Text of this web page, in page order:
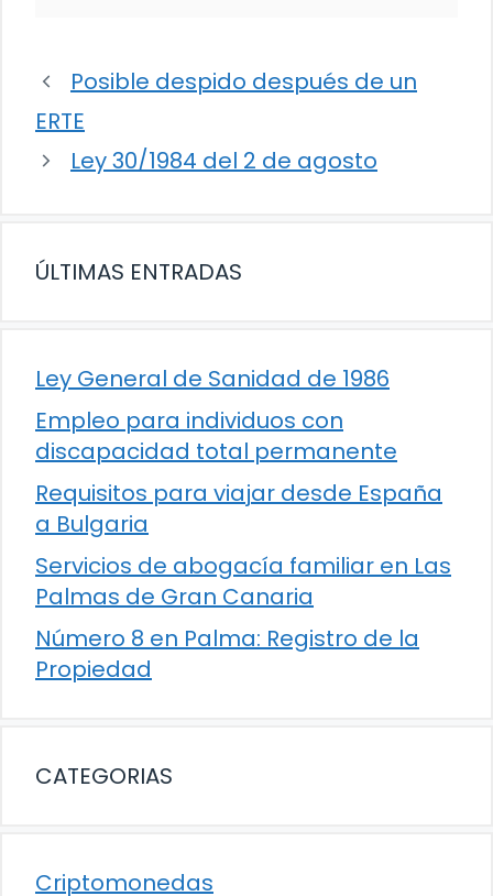
Posible despido después de un
ERTE
Ley 30/1984 del 2 de agosto
ÚLTIMAS ENTRADAS
Ley General de Sanidad de 1986
Empleo para individuos con
discapacidad total permanente
Requisitos para viajar desde España
a Bulgaria
Servicios de abogacía familiar en Las
Palmas de Gran Canaria
Número 8 en Palma: Registro de la
Propiedad
CATEGORIAS
Criptomonedas